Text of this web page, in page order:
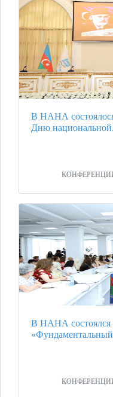
В НАНА
Дню
В НАНА состоялся
«Фундаментальный